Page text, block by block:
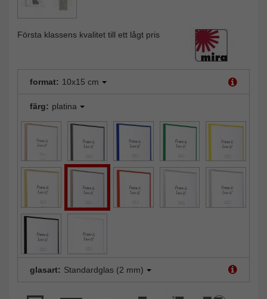
Första klassens kvalitet till ett lågt pris
format: 10x15 cm
färg: platina
glasart: Standardglas (2 mm)